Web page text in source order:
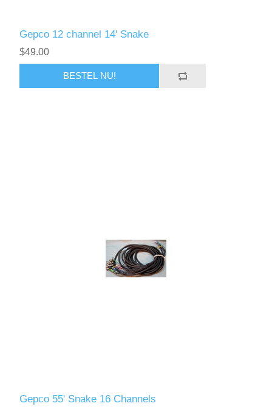
Gepco 12 channel 14' Snake
$49.00
BESTEL NU!
Gepco 55' Snake 16 Channels